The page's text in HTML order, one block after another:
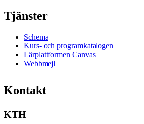
Tjänster
Schema
Kurs- och programkatalogen
Lärplattformen Canvas
Webbmejl
Kontakt
KTH